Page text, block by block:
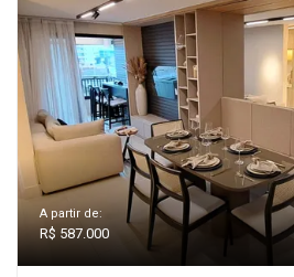
A partir de:
R$ 587.000